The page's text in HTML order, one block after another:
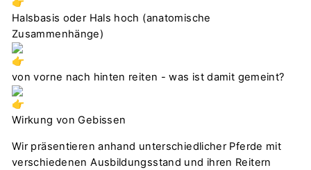
Halsbasis oder Hals hoch (anatomische
Zusammenhänge)
von vorne nach hinten reiten - was ist damit gemeint?
Wirkung von Gebissen
Wir präsentieren anhand unterschiedlicher Pferde mit
verschiedenen Ausbildungsstand und ihren Reitern